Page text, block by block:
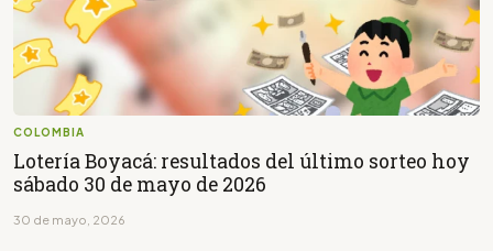
COLOMBIA
Lotería Boyacá: resultados del último sorteo hoy
sábado 30 de mayo de 2026
30 de mayo, 2026